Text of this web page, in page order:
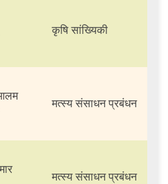
कृषि सांख्यिकी
मत्स्य संसाधन प्रबंधन
मत्स्य संसाधन प्रबंधन